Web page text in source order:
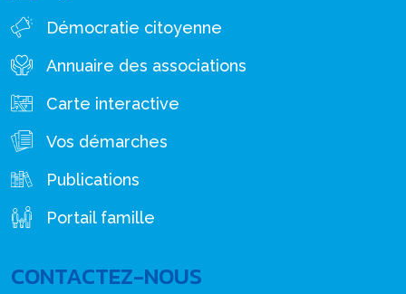
Démocratie citoyenne
Annuaire des associations
Carte interactive
Vos démarches
Publications
Portail famille
CONTACTEZ-NOUS